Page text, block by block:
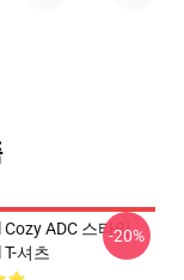
ADC 스타일
셔츠
-20%